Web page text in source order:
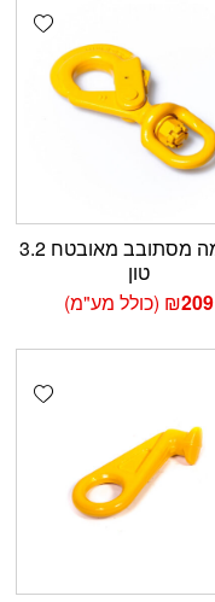
וו הרמה מסתובב מאובטח 3.2
טון
₪209 (כולל מע"מ)